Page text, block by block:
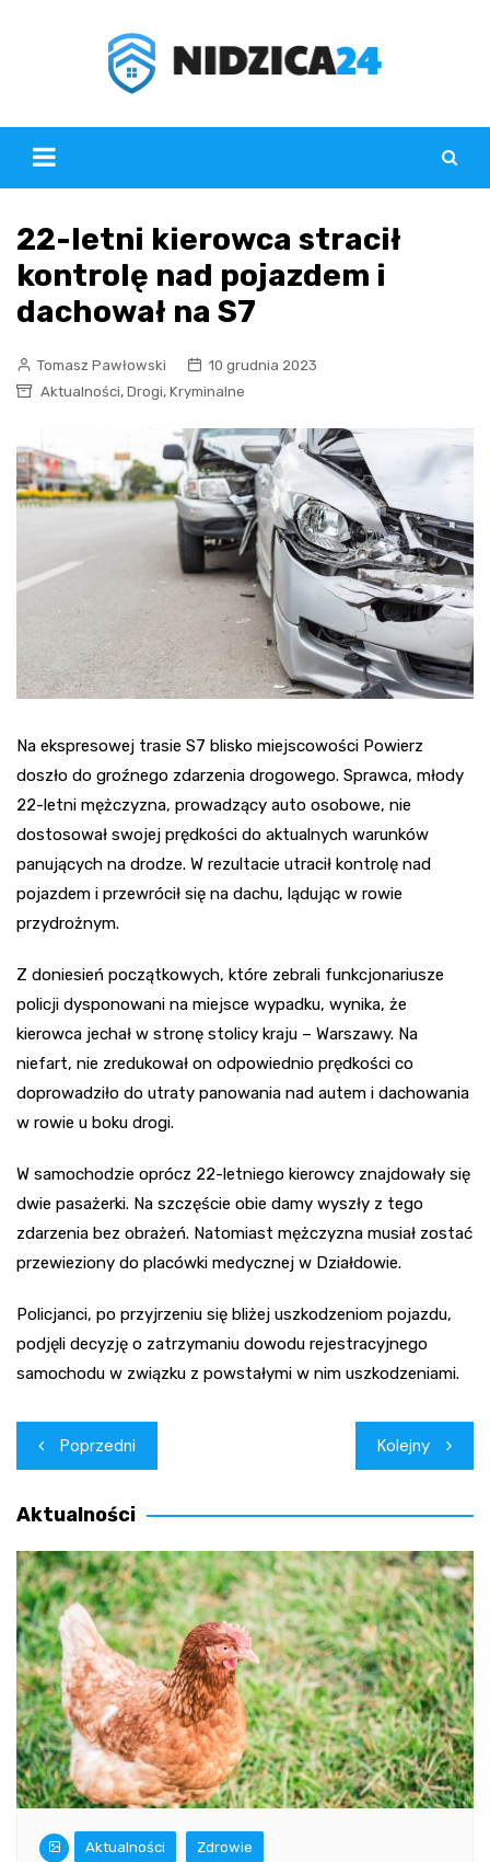
22-letni kierowca stracił
kontrolę nad pojazdem i
dachował na S7
Tomasz Pawłowski
10 grudnia 2023
Aktualności, Drogi, Kryminalne
Na ekspresowej trasie S7 blisko miejscowości Powierz
doszło do groźnego zdarzenia drogowego. Sprawca, młody
22-letni mężczyzna, prowadzący auto osobowe, nie
dostosował swojej prędkości do aktualnych warunków
panujących na drodze. W rezultacie utracił kontrolę nad
pojazdem i przewrócił się na dachu, lądując w rowie
przydrożnym.
Z doniesień początkowych, które zebrali funkcjonariusze
policji dysponowani na miejsce wypadku, wynika, że
kierowca jechał w stronę stolicy kraju – Warszawy. Na
niefart, nie zredukował on odpowiednio prędkości co
doprowadziło do utraty panowania nad autem i dachowania
w rowie u boku drogi.
W samochodzie oprócz 22-letniego kierowcy znajdowały się
dwie pasażerki. Na szczęście obie damy wyszły z tego
zdarzenia bez obrażeń. Natomiast mężczyzna musiał zostać
przewieziony do placówki medycznej w Działdowie.
Policjanci, po przyjrzeniu się bliżej uszkodzeniom pojazdu,
podjęli decyzję o zatrzymaniu dowodu rejestracyjnego
samochodu w związku z powstałymi w nim uszkodzeniami.
Nawigacja
wpisu
Poprzedni Kolejny
Aktualności
Aktualności Zdrowie